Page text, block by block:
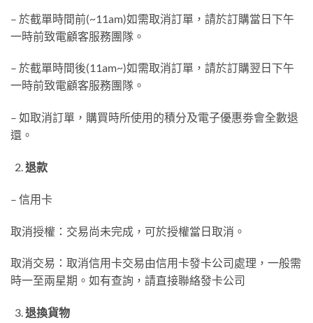
– 於截單時間前(~11am)如需取消訂單，請於訂購當日下午
一時前致電顧客服務團隊。
– 於截單時間後(11am~)如需取消訂單，請於訂購翌日下午
一時前致電顧客服務團隊。
– 如取消訂單，購買時所使用的積分及電子優惠劵會全數退
還。
退款
– 信用卡
取消授權：交易尚未完成，可於授權當日取消。
取消交易：取消信用卡交易由信用卡發卡公司處理，一般需
時一至兩星期。如有查詢，請直接聯絡發卡公司
退換貨物